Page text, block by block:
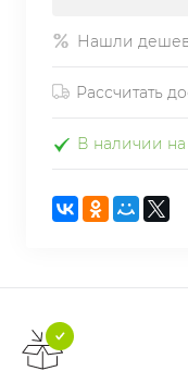
Нашли
Рассчитать
В наличии на